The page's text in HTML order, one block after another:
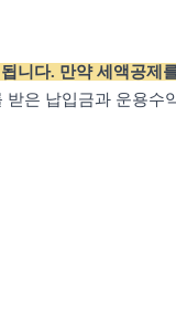
니다. 만약 세액공제
은 납입금과 운용수